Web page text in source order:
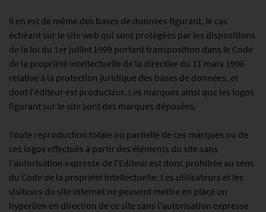
Il en est de même des bases de données figurant, le cas
échéant sur le site web qui sont protégées par les dispositions
de la loi du 1er juillet 1998 portant transposition dans le Code
de la propriété intellectuelle de la directive du 11 mars 1996
relative à la protection juridique des bases de données, et
dont l'éditeur est producteur. Les marques ainsi que les logos
figurant sur le site sont des marques déposées.
Toute reproduction totale ou partielle de ces marques ou de
ces logos effectués à partir des éléments du site sans
l'autorisation expresse de l'Editeur est donc prohibée au sens
du Code de la propriété intellectuelle. Les utilisateurs et les
visiteurs du site internet ne peuvent mettre en place un
hyperlien en direction de ce site sans l'autorisation expresse